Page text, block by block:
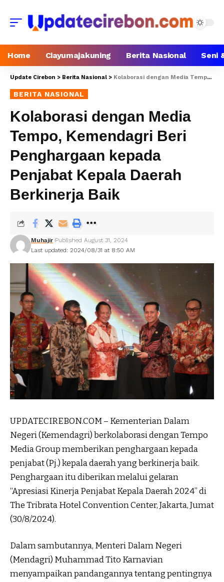
Home Ciayumajakuning Berita Nasional Seni
Update Cirebon > Berita Nasional > Kolaborasi dengan Media Tempo, Kemendagri Beri Penghargaan kepada Penjabat Kepala Daerah Berkinerja Baik
BERITA NASIONAL
Kolaborasi dengan Media
Tempo, Kemendagri Beri
Penghargaan kepada
Penjabat Kepala Daerah
Berkinerja Baik
Last updated: 2024/08/31 at 8:50 AM
Muhajir Published August 31, 2024
UPDATECIREBON.COM – Kementerian Dalam
Negeri (Kemendagri) berkolaborasi dengan Tempo
Media Group memberikan penghargaan kepada
penjabat (Pj.) kepala daerah yang berkinerja baik.
Penghargaan itu diberikan melalui gelaran
“Apresiasi Kinerja Penjabat Kepala Daerah 2024” di
The Tribrata Hotel Convention Center, Jakarta, Jumat
(30/8/2024).
Dalam sambutannya, Menteri Dalam Negeri
(Mendagri) Muhammad Tito Karnavian
menyampaikan pandangannya tentang pentingnya